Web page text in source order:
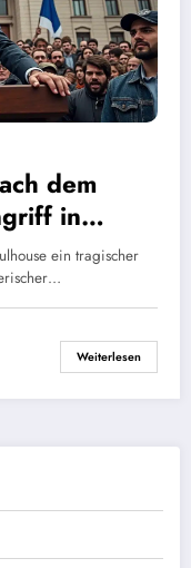
dem
in
ein tragischer
Weiterlesen